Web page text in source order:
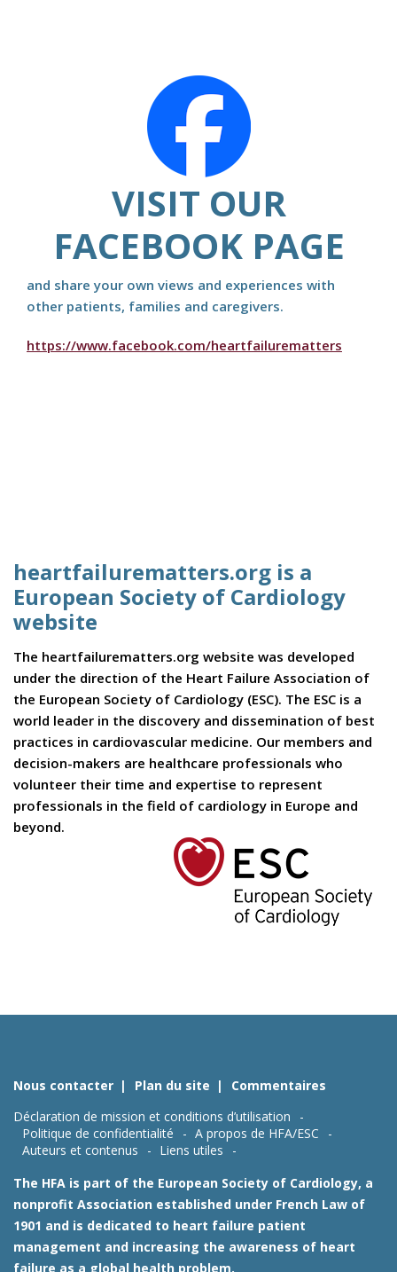
VISIT OUR
FACEBOOK PAGE
and share your own views and experiences with
other patients, families and caregivers.
https://www.facebook.com/heartfailurematters
heartfailurematters.org is a
European Society of Cardiology
website
The heartfailurematters.org website was developed
under the direction of the Heart Failure Association of
the European Society of Cardiology (ESC). The ESC is a
world leader in the discovery and dissemination of best
practices in cardiovascular medicine. Our members and
decision-makers are healthcare professionals who
volunteer their time and expertise to represent
professionals in the field of cardiology in Europe and
beyond.
Nous contacter Plan du site
Commentaires
Déclaration de mission et conditions d’utilisation
Politique de confidentialité
A propos de HFA/ESC
Auteurs et contenus
Liens utiles
The HFA is part of the European Society of Cardiology, a
nonprofit Association established under French Law of
1901 and is dedicated to heart failure patient
management and increasing the awareness of heart
failure as a global health problem.